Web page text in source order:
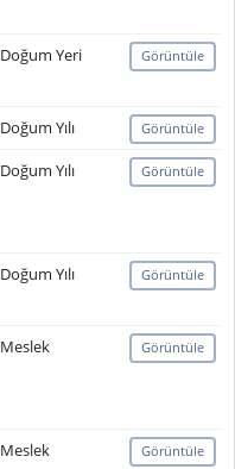
Doğum Yeri Görüntüle
Doğum Yılı Görüntüle
Doğum Yılı Görüntüle
Doğum Yılı Görüntüle
Meslek Görüntüle
Meslek Görüntüle